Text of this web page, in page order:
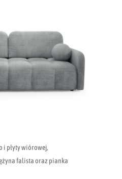
i płyty wiórowej,
falista oraz pianka